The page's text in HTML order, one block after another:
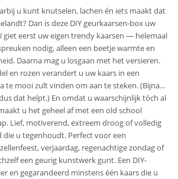
u kunt knutselen, lachen én iets maakt dat
Dan is deze DIY geurkaarsen-box uw
giet eerst uw eigen trendy kaarsen — helemaal
nodig, alleen een beetje warmte en
Daarna mag u losgaan met het versieren.
en rozen verandert u uw kaars in een
te mooi zult vinden om aan te steken. (Bijna…
dat helpt.) En omdat u waarschijnlijk tóch al
u het geheel af met een old school
Lief, motiverend, extreem droog of volledig
u tegenhoudt. Perfect voor een
verjaardag, regenachtige zondag of
een geurig kunstwerk gunt. Een DIY-
en gegarandeerd minstens één kaars die u